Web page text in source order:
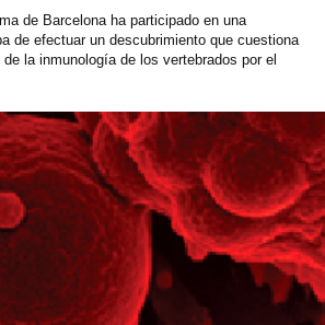
de Barcelona ha participado en una
de efectuar un descubrimiento que cuestiona
la inmunología de los vertebrados por el